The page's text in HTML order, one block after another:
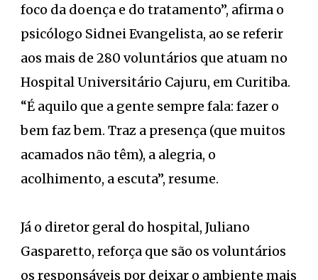
foco da doença e do tratamento”, afirma o
psicólogo Sidnei Evangelista, ao se referir
aos mais de 280 voluntários que atuam no
Hospital Universitário Cajuru, em Curitiba.
“É aquilo que a gente sempre fala: fazer o
bem faz bem. Traz a presença (que muitos
acamados não têm), a alegria, o
acolhimento, a escuta”, resume.
Já o diretor geral do hospital, Juliano
Gasparetto, reforça que são os voluntários
os responsáveis por deixar o ambiente mais